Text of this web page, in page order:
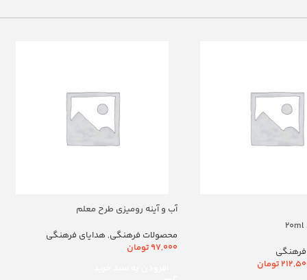
تومان
آب و آینه رومیزی طرح معلم
محصولات فرهنگی, هدایای فرهنگی
97,000تومان